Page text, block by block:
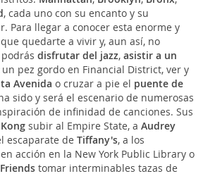
, cada uno con su encanto y su
Para llegar a conocer esta enorme y
quedarte a vivir y, aun así, no
disfrutar del jazz, asistir a un
pez gordo en Financial District, ver y
Avenida o cruzar a pie el puente de
sido y será el escenario de numerosas
de infinidad de canciones. Sus
subir al Empire State, a Audrey
escaparate de Tiffany's, a los
acción en la New York Public Library o
Friendstomar interminables tazas de